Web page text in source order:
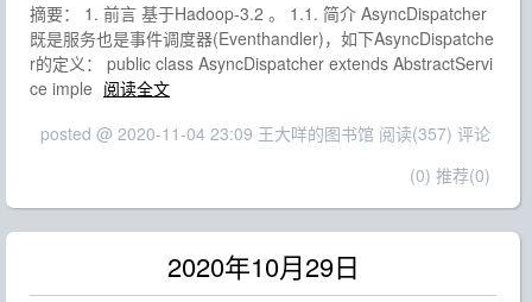
摘要： 1. 前言 基于Hadoop-3.2 。 1.1. 简介 AsyncDispatcher
既是服务也是事件调度器(Eventhandler)，如下AsyncDispatche
r的定义： public class AsyncDispatcher extends AbstractServi
ce imple 阅读全文
posted @ 2020-11-04 23:09 王大咩的图书馆 阅读(357) 评论
(0) 推荐(0)
2020年10月29日